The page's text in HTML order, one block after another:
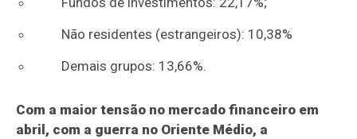
Não residentes (estrangeiros): 10,38%
Demais grupos: 13,66%.
Com a maior tensão no mercado financeiro em
abril, com a guerra no Oriente Médio, a